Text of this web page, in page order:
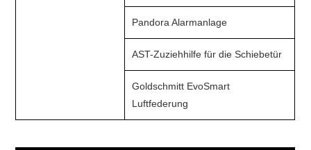
Pandora Alarmanlage
AST-Zuziehhilfe für die Schiebetür
Goldschmitt EvoSmart
Luftfederung